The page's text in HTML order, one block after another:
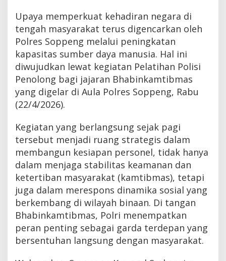
Upaya memperkuat kehadiran negara di
tengah masyarakat terus digencarkan oleh
Polres Soppeng melalui peningkatan
kapasitas sumber daya manusia. Hal ini
diwujudkan lewat kegiatan Pelatihan Polisi
Penolong bagi jajaran Bhabinkamtibmas
yang digelar di Aula Polres Soppeng, Rabu
(22/4/2026).
Kegiatan yang berlangsung sejak pagi
tersebut menjadi ruang strategis dalam
membangun kesiapan personel, tidak hanya
dalam menjaga stabilitas keamanan dan
ketertiban masyarakat (kamtibmas), tetapi
juga dalam merespons dinamika sosial yang
berkembang di wilayah binaan. Di tangan
Bhabinkamtibmas, Polri menempatkan
peran penting sebagai garda terdepan yang
bersentuhan langsung dengan masyarakat.